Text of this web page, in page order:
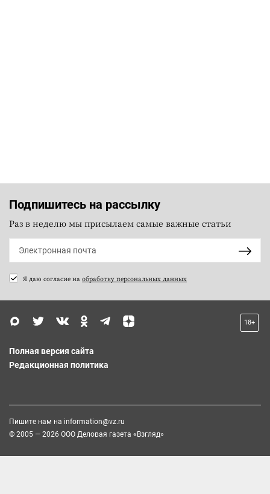
Подпишитесь на рассылку
Раз в неделю мы присылаем самые важные статьи
Я даю согласие на обработку персональных данных
18+
Полная версия сайта
Редакционная политика
Пишите нам на information@vz.ru
© 2005 — 2026 ООО Деловая газета «Взгляд»